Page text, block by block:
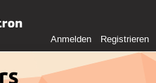
Anmelden Registrieren